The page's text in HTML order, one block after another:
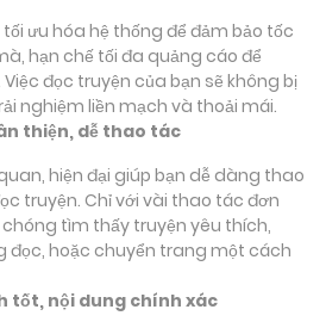
ưu hóa hệ thống để đảm bảo tốc
hạn chế tối đa quảng cáo để
đọc truyện của bạn sẽ không bị
nghiệm liền mạch và thoải mái.
thiện, dễ thao tác
hiện đại giúp bạn dễ dàng thao
truyện. Chỉ với vài thao tác đơn
tìm thấy truyện yêu thích,
đọc, hoặc chuyển trang một cách
tốt, nội dung chính xác